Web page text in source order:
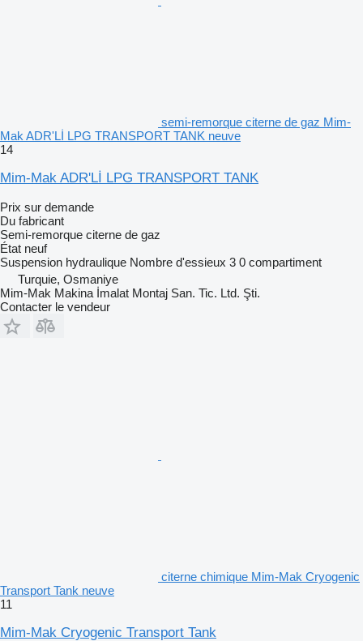
semi-remorque citerne de gaz Mim-
Mak ADR'Lİ LPG TRANSPORT TANK neuve
14
Mim-Mak ADR'Lİ LPG TRANSPORT TANK
Prix sur demande
Du fabricant
Semi-remorque citerne de gaz
État neuf
Suspension hydraulique Nombre d'essieux 3 0 compartiment
Turquie, Osmaniye
Mim-Mak Makina İmalat Montaj San. Tic. Ltd. Şti.
Contacter le vendeur
citerne chimique Mim-Mak Cryogenic
Transport Tank neuve
11
Mim-Mak Cryogenic Transport Tank